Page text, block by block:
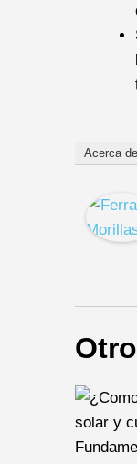
Acerca de